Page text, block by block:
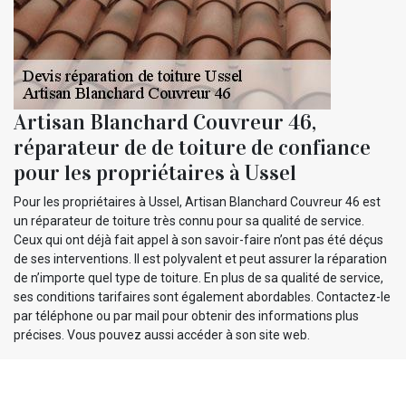
Artisan Blanchard Couvreur 46,
réparateur de de toiture de confiance
pour les propriétaires à Ussel
Pour les propriétaires à Ussel, Artisan Blanchard Couvreur 46 est
un réparateur de toiture très connu pour sa qualité de service.
Ceux qui ont déjà fait appel à son savoir-faire n’ont pas été déçus
de ses interventions. Il est polyvalent et peut assurer la réparation
de n’importe quel type de toiture. En plus de sa qualité de service,
ses conditions tarifaires sont également abordables. Contactez-le
par téléphone ou par mail pour obtenir des informations plus
précises. Vous pouvez aussi accéder à son site web.